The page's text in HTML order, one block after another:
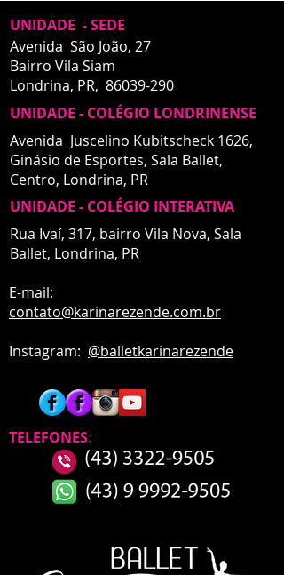
Avenida São João, 27
Bairro Vila Siam
Londrina, PR, 86039-290
UNIDADE - SEDE
UNIDADE - INTERATIVA
UNIDADE - COLÉGIO LONDRINENSE
Avenida Juscelino Kubitscheck 1626,
Ginásio de Esportes, Sala Ballet,
Centro, Londrina, PR
UNIDADE - COLÉGIO INTERATIVA
Rua Ivaí, 317, bairro Vila Nova, Sala
Ballet, Londrina, PR
E-mail:
contato@karinarezende.com.br
Instagram: @balletkarinarezende
TELEFONES: